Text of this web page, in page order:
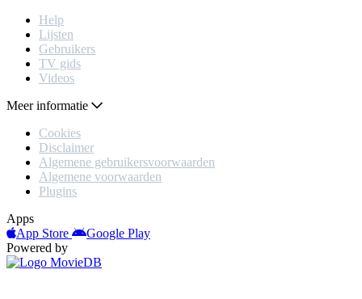
Help
Lijsten
Gebruikers
TV gids
Videos
Meer informatie
Cookies
Disclaimer
Algemene gebruikersvoorwaarden
Algemene voorwaarden
Plugins
Apps
App Store
Google Play
Powered by